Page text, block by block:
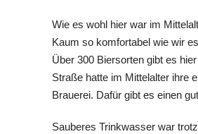
Wie es wohl hier war im
Kaum so komfortabel wie wir
Über 300 Biersorten gibt es
Straße hatte im Mittelalter ihre
Brauerei. Dafür gibt es einen
Sauberes Trinkwasser war